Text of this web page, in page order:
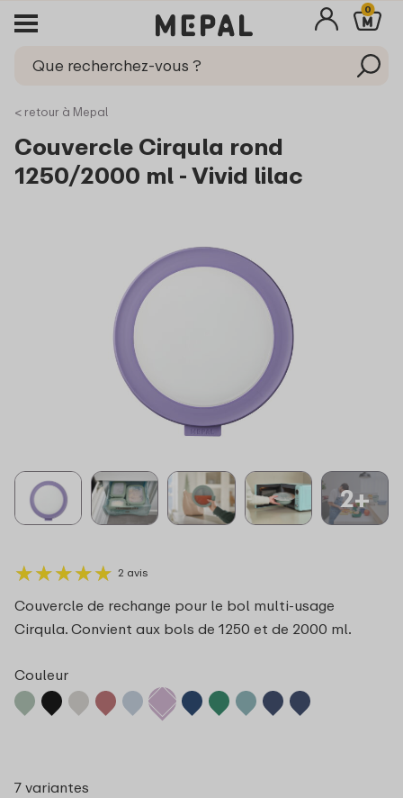
0
< retour à Mepal
Couvercle Cirqula rond
1250/2000 ml - Vivid lilac
2+
★★★★★
★★★★★ 2 avis
Couvercle de rechange pour le bol multi-usage
Cirqula. Convient aux bols de 1250 et de 2000 ml.
Couleur
7 variantes